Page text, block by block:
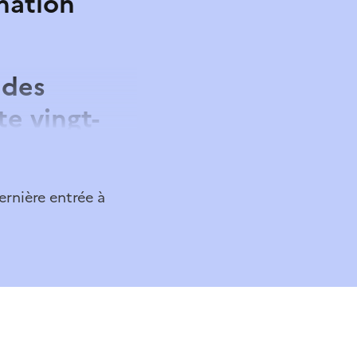
vingt-
à
entrée à